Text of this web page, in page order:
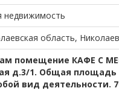
недвижимость
область,
помещение КАФЕ С
д.3/1. Общая площадь
вид деятельности.